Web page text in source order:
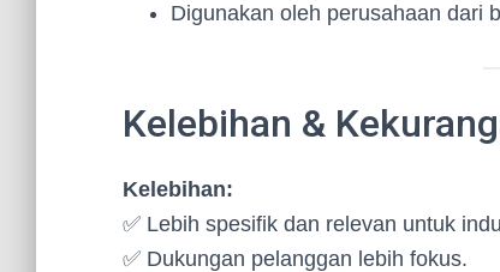
Digunakan oleh perusahaan dari
Kelebihan &
Kelebihan:
✅ Lebih spesifik dan relevan untuk
✅ Dukungan pelanggan lebih fokus.